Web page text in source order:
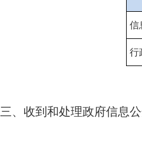
信
行
三、收到和处理政府信息